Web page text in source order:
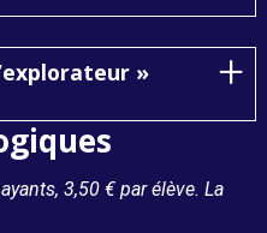
»
3,50 € par élève. La